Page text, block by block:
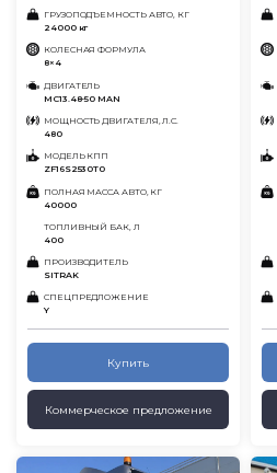
ГРУЗОПОДЪЕМНОСТЬ АВТО, КГ
24000 кг
КОЛЕСНАЯ ФОРМУЛА
8×4
ДВИГАТЕЛЬ
MC13.48-50 MAN
МОЩНОСТЬ ДВИГАТЕЛЯ, Л.С.
480
МОДЕЛЬ КПП
ZF16S2530T0
ПОЛНАЯ МАССА АВТО, КГ
40000
ТОПЛИВНЫЙ БАК, Л
400
ПРОИЗВОДИТЕЛЬ
SITRAK
СПЕЦПРЕДЛОЖЕНИЕ
Y
Купить
Коммерческое предложение